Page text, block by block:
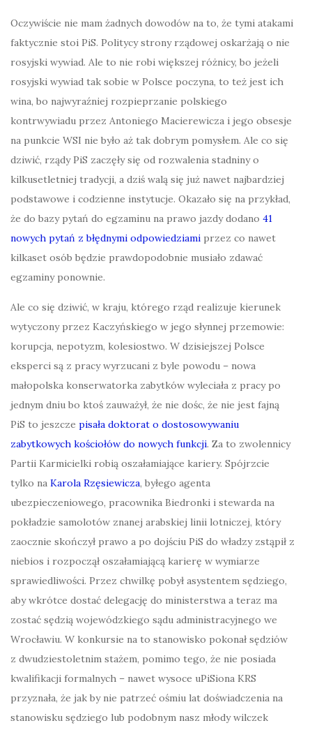
Oczywiście nie mam żadnych dowodów na to, że tymi atakami
faktycznie stoi PiS. Politycy strony rządowej oskarżają o nie
rosyjski wywiad. Ale to nie robi większej różnicy, bo jeżeli
rosyjski wywiad tak sobie w Polsce poczyna, to też jest ich
wina, bo najwyraźniej rozpieprzanie polskiego
kontrwywiadu przez Antoniego Macierewicza i jego obsesje
na punkcie WSI nie było aż tak dobrym pomysłem. Ale co się
dziwić, rządy PiS zaczęły się od rozwalenia stadniny o
kilkusetletniej tradycji, a dziś walą się już nawet najbardziej
podstawowe i codzienne instytucje. Okazało się na przykład,
że do bazy pytań do egzaminu na prawo jazdy dodano 41
nowych pytań z błędnymi odpowiedziami przez co nawet
kilkaset osób będzie prawdopodobnie musiało zdawać
egzaminy ponownie.
Ale co się dziwić, w kraju, którego rząd realizuje kierunek
wytyczony przez Kaczyńskiego w jego słynnej przemowie:
korupcja, nepotyzm, kolesiostwo. W dzisiejszej Polsce
eksperci są z pracy wyrzucani z byle powodu – nowa
małopolska konserwatorka zabytków wyleciała z pracy po
jednym dniu bo ktoś zauważył, że nie dośc, że nie jest fajną
PiS to jeszcze pisała doktorat o dostosowywaniu
zabytkowych kościołów do nowych funkcji. Za to zwolennicy
Partii Karmicielki robią oszałamiające kariery. Spójrzcie
tylko na Karola Rzęsiewicza, byłego agenta
ubezpieczeniowego, pracownika Biedronki i stewarda na
pokładzie samolotów znanej arabskiej linii lotniczej, który
zaocznie skończył prawo a po dojściu PiS do władzy zstąpił z
niebios i rozpoczął oszałamiającą karierę w wymiarze
sprawiedliwości. Przez chwilkę pobył asystentem sędziego,
aby wkrótce dostać delegację do ministerstwa a teraz ma
zostać sędzią wojewódzkiego sądu administracyjnego we
Wrocławiu. W konkursie na to stanowisko pokonał sędziów
z dwudziestoletnim stażem, pomimo tego, że nie posiada
kwalifikacji formalnych – nawet wysoce uPiSiona KRS
przyznała, że jak by nie patrzeć ośmiu lat doświadczenia na
stanowisku sędziego lub podobnym nasz młody wilczek